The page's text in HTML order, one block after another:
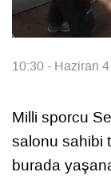
10:30 - Haziran
Milli sporcu
salonu sahibi
burada